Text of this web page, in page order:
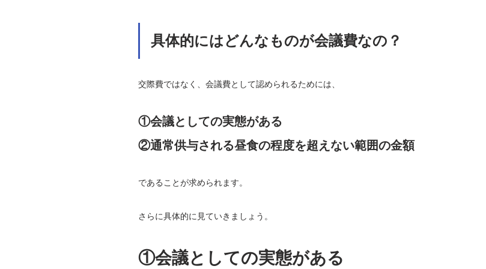
具体的にはどんなものが会議費なの？
交際費ではなく、会議費として認められるためには、
①会議としての実態がある
②通常供与される昼食の程度を超えない範囲の金額
であることが求められます。
さらに具体的に見ていきましょう。
①会議としての実態がある